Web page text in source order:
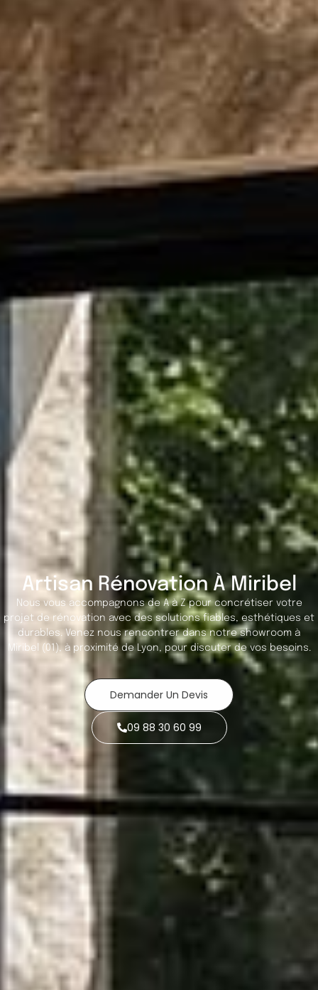
Artisan Rénovation À Miribel
Nous vous accompagnons de A à Z pour concrétiser votre
projet de rénovation avec des solutions fiables, esthétiques et
durables. Venez nous rencontrer dans notre showroom à
Miribel (01), à proximité de Lyon, pour discuter de vos besoins.
Demander Un Devis
09 88 30 60 99